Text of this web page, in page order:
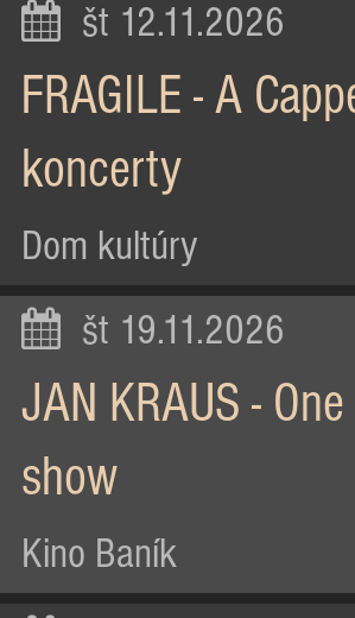
št 12.11.2026
FRAGILE - A
koncerty
Dom kultúry
št 19.11.2026
JAN KRAUS -
show
Kino Baník